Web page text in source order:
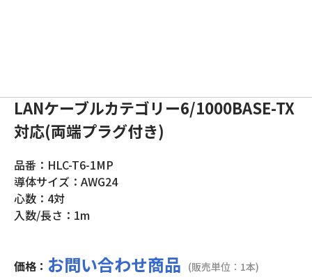
LANケーブルカテゴリー6/1000BASE-TX
対応(両端プラグ付き)
品番：HLC-T6-1MP
導体サイズ：AWG24
心数：4対
入数/長さ：1m
価格： お問い合わせ商品 (販売単位：1本)